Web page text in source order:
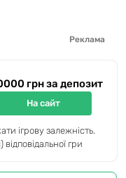
Реклама
грн за депозит
На сайт
ігрову залежність.
гри